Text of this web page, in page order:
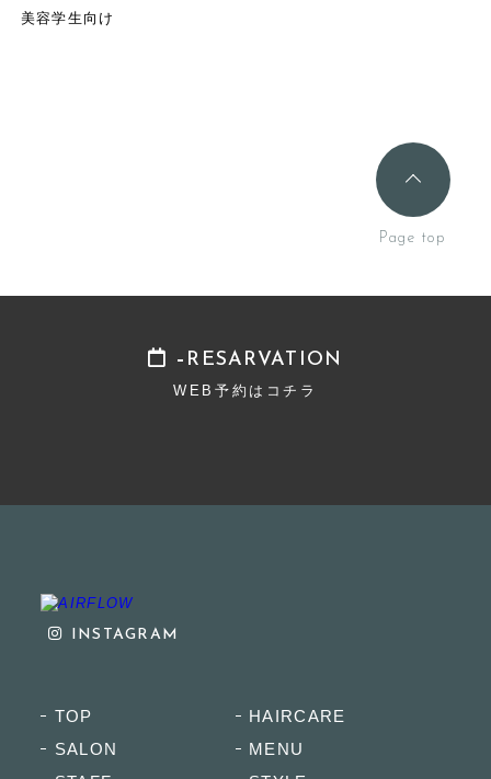
美容学生向け
INSTAGRAM
TOP
HAIRCARE
SALON
MENU
RESARVATION
WEB予約はコチラ